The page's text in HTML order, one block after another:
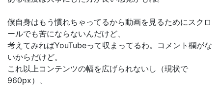
僕自身はもう慣れちゃってるから動画を見るためにスクロ
ールでも苦にならないんだけど、
考えてみればYouTubeって収まってるわ。コメント欄がな
いからだけど。
これ以上コンテンツの幅を広げられないし（現状で
960px）、